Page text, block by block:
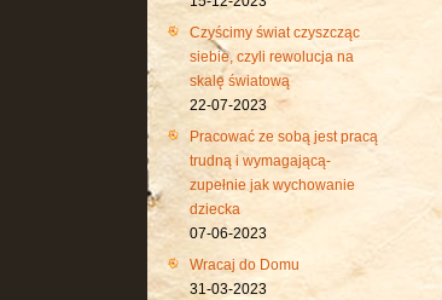
Czyścimy świat czyszcząc
siebie, czyli rewolucja na
skalę światową
22-07-2023
Pracować ze sobą jest pracą
trudną i wymagającą-
zupełnie jak wychowanie
dziecka
07-06-2023
Wracaj do Domu
31-03-2023